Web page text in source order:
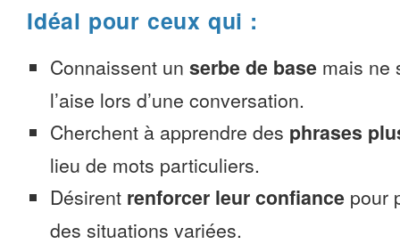
Idéal pour ceux qui :
Connaissent un serbe de base mais ne
l’aise lors d’une conversation.
Cherchent à apprendre des phrases
lieu de mots particuliers.
Désirent renforcer leur confiance pour
des situations variées.